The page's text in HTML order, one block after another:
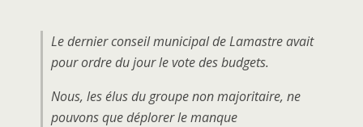
Le dernier conseil municipal de Lamastre avait
pour ordre du jour le vote des budgets.
Nous, les élus du groupe non majoritaire, ne
pouvons que déplorer le manque